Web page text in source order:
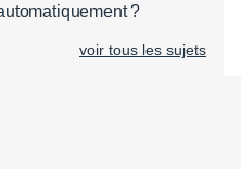
?
voir tous les sujets